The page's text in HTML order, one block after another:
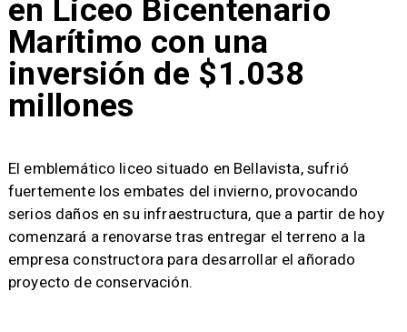
en Liceo Bicentenario
Marítimo con una
inversión de $1.038
millones
​El emblemático liceo situado en Bellavista, sufrió
fuertemente los embates del invierno, provocando
serios daños en su infraestructura, que a partir de hoy
comenzará a renovarse tras entregar el terreno a la
empresa constructora para desarrollar el añorado
proyecto de conservación.